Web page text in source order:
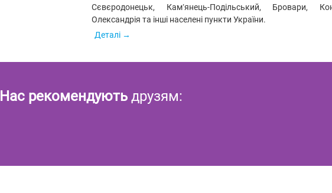
Сєвєродонецьк, Кам’янець-Подільський, Бровари,
Олександрія та інші населені пункти України.
Деталі
Нас рекомендують друзям: